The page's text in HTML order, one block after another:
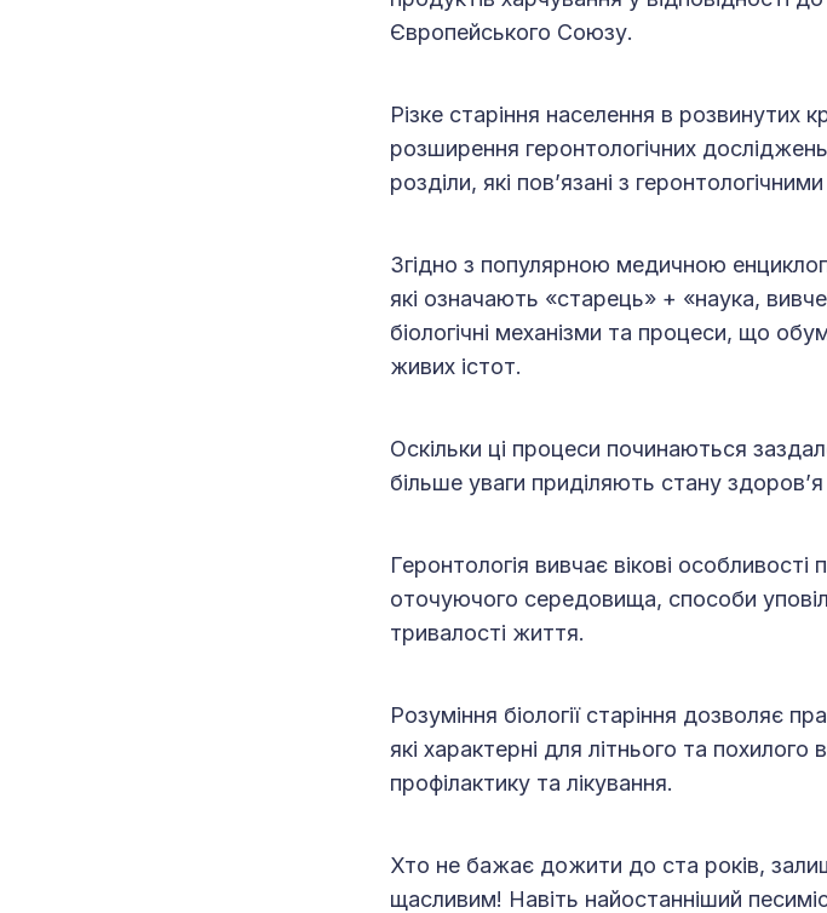
Європейського Союзу.
Різке старіння населення в розвинутих
розширення геронтологічних
розділи, які пов’язані з
Згідно з популярною медичною
які означають «старець» + «наука,
біологічні механізми та процеси, що
живих істот.
Оскільки ці процеси починаються
більше уваги приділяють стану здоров’я
Геронтологія вивчає вікові
оточуючого середовища, способи
тривалості життя.
Розуміння біології старіння дозволяє
які характерні для літнього та похилого
профілактику та лікування.
Хто не бажає дожити до ста років,
щасливим! Навіть найостанніший